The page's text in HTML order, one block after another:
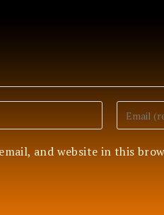
Enter
your
email
address
email, and website in this